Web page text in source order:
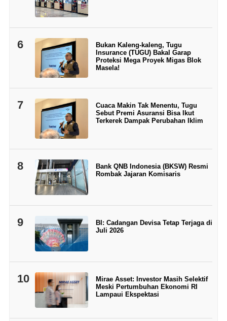
6
Bukan Kaleng-kaleng, Tugu
Insurance (TUGU) Bakal Garap
Proteksi Mega Proyek Migas Blok
Masela!
7
Cuaca Makin Tak Menentu, Tugu
Sebut Premi Asuransi Bisa Ikut
Terkerek Dampak Perubahan Iklim
8
Bank QNB Indonesia (BKSW) Resmi
Rombak Jajaran Komisaris
9
BI: Cadangan Devisa Tetap Terjaga di
Juli 2026
10
Mirae Asset: Investor Masih Selektif
Meski Pertumbuhan Ekonomi RI
Lampaui Ekspektasi